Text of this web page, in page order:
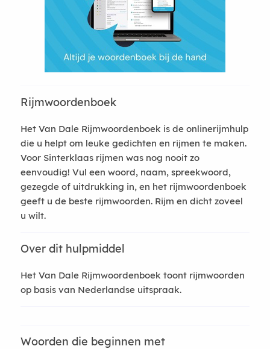
Rijmwoordenboek
Het Van Dale Rijmwoordenboek is de onlinerijmhulp
die u helpt om leuke gedichten en rijmen te maken.
Voor Sinterklaas rijmen was nog nooit zo
eenvoudig! Vul een woord, naam, spreekwoord,
gezegde of uitdrukking in, en het rijmwoordenboek
geeft u de beste rijmwoorden. Rijm en dicht zoveel
u wilt.
Over dit hulpmiddel
Het Van Dale Rijmwoordenboek toont rijmwoorden
op basis van Nederlandse uitspraak.
Woorden die beginnen met